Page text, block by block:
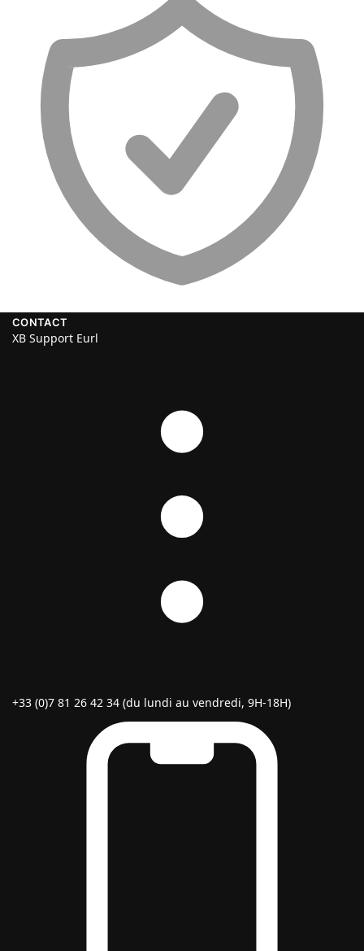
CONTACT
XB Support Eurl
+33 (0)7 81 26 42 34 (du lundi au vendredi, 9H-18H)